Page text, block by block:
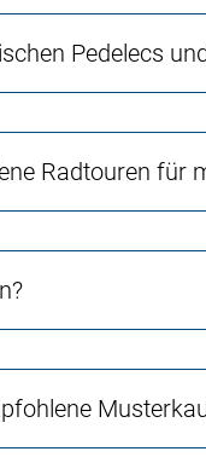
Pedelecs
Radtouren für